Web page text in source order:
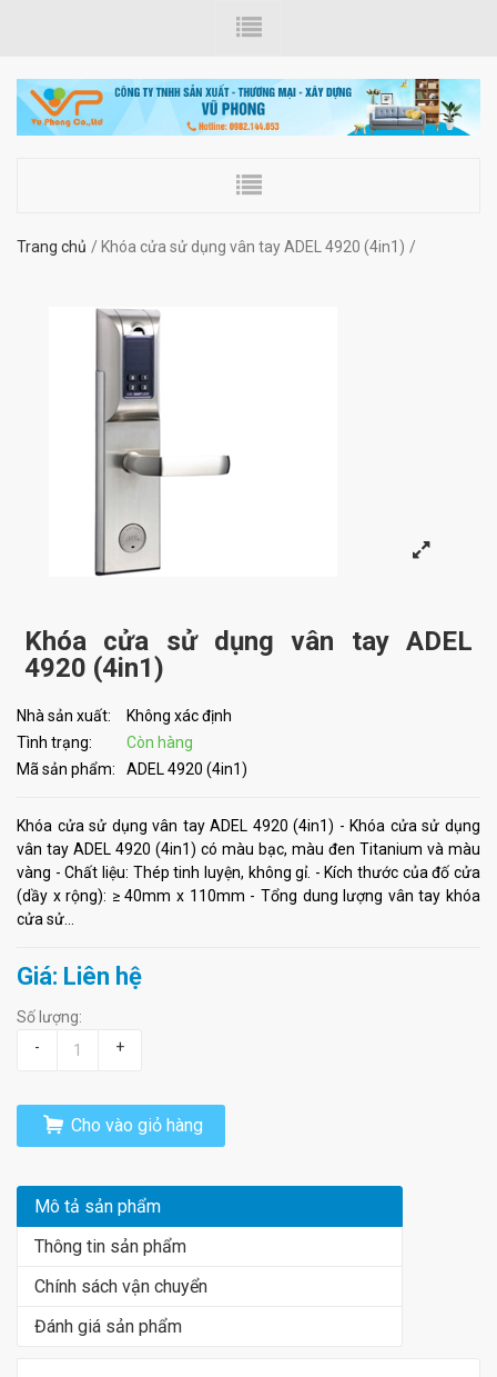
Trang chủ Khóa cửa sử dụng vân tay ADEL 4920 (4in1)
Khóa cửa sử dụng vân tay ADEL
4920 (4in1)
Nhà sản xuất:
Không xác định
Tình trạng:
Còn hàng
Mã sản phẩm:
ADEL 4920 (4in1)
Khóa cửa sử dụng vân tay ADEL 4920 (4in1) - Khóa cửa sử dụng
vân tay ADEL 4920 (4in1) có màu bạc, màu đen Titanium và màu
vàng - Chất liệu: Thép tinh luyện, không gỉ. - Kích thước của đố cửa
(dầy x rộng): ≥ 40mm x 110mm - Tổng dung lượng vân tay khóa
cửa sử...
Giá: Liên hệ
Số lượng:
-
+
Cho vào giỏ hàng
Mô tả sản phẩm
Thông tin sản phẩm
Chính sách vận chuyển
Đánh giá sản phẩm